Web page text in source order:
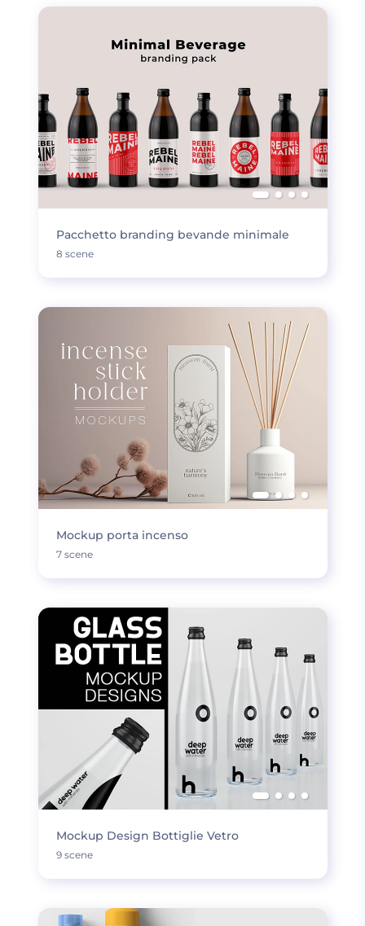
Pacchetto branding bevande minimale
8 scene
Mockup porta incenso
7 scene
Mockup Design Bottiglie Vetro
9 scene